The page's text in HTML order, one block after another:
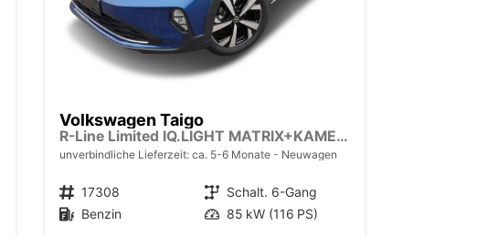
Volkswagen Taigo
R-Line Limited IQ.LIGHT MATRIX+KAMERA+ACC
unverbindliche Lieferzeit: ca. 5-6 Monate Neuwagen
Fahrzeugnr. 17308 Getriebe Schalt. 6-Gang
Kraftstoff Benzin Leistung 85 kW (116 PS)